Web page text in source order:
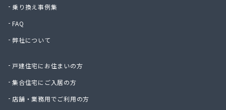
須田商事株式会社
星のや商店
聖火産業株式会社
西部燃料ガス株式会社
石井商店
乗り換え事例集
FAQ
弊社について
戸建住宅にお住まいの方
集合住宅にご入居の方
店舗・業務用でご利用の方